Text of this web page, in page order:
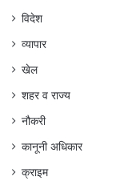
विदेश
व्यापार
खेल
शहर व राज्य
नौकरी
कानूनी अधिकार
क्राइम